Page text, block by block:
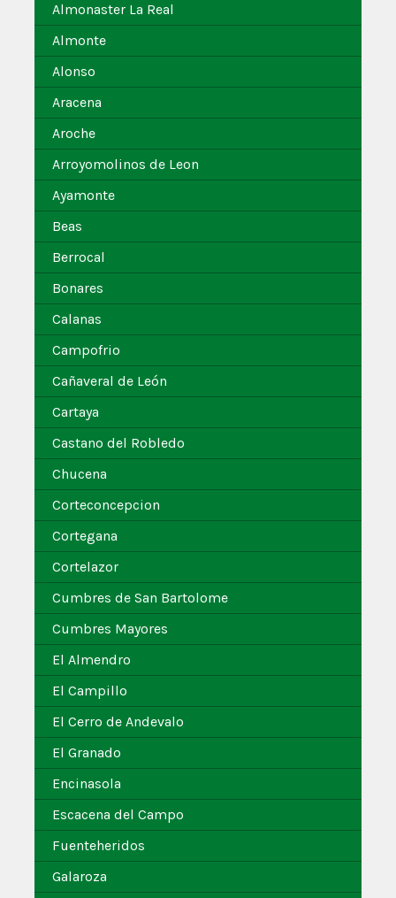
Almonaster La Real
Almonte
Alonso
Aracena
Aroche
Arroyomolinos de Leon
Ayamonte
Beas
Berrocal
Bonares
Calanas
Campofrio
Cañaveral de León
Cartaya
Castano del Robledo
Chucena
Corteconcepcion
Cortegana
Cortelazor
Cumbres de San Bartolome
Cumbres Mayores
El Almendro
El Campillo
El Cerro de Andevalo
El Granado
Encinasola
Escacena del Campo
Fuenteheridos
Galaroza